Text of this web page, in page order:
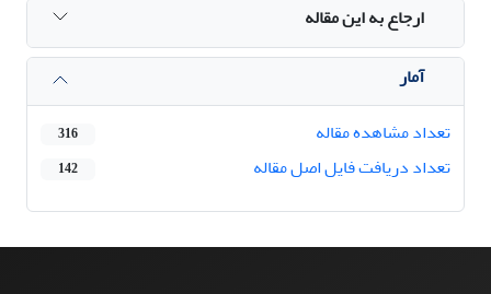
ارجاع به این مقاله
آمار
تعداد مشاهده مقاله
316
تعداد دریافت فایل اصل مقاله 142